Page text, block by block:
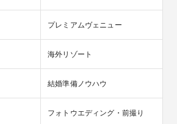
プレミアムヴェニュー
海外リゾート
結婚準備ノウハウ
フォトウエディング・前撮り